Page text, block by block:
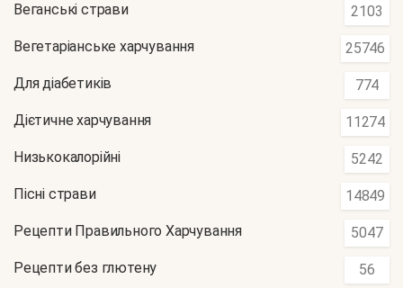
Веганські страви 2103
Вегетаріанське харчування 25746
Для діабетиків 774
Дієтичне харчування 11274
Низькокалорійні 5242
Пісні страви 14849
Рецепти Правильного Харчування 5047
Рецепти без глютену 56